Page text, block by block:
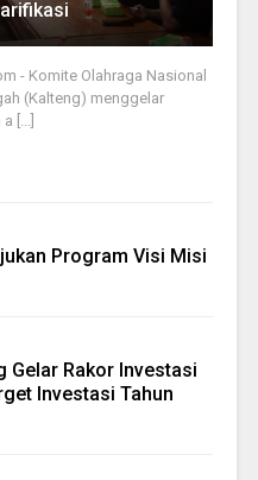
- Komite Olahraga Nasional
(Kalteng) menggelar
[...]
Program Visi Misi
Gelar Rakor Investasi
Investasi Tahun